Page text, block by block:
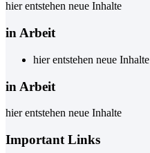
hier entstehen neue Inhalte
in Arbeit
hier entstehen neue Inhalte
in Arbeit
hier entstehen neue Inhalte
Important Links